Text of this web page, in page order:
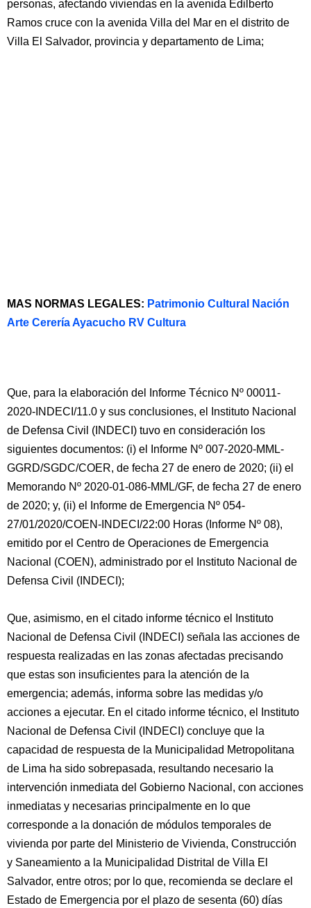
personas, afectando viviendas en la avenida Edilberto
Ramos cruce con la avenida Villa del Mar en el distrito de
Villa El Salvador, provincia y departamento de Lima;
MAS NORMAS LEGALES: Patrimonio Cultural Nación
Arte Cerería Ayacucho RV Cultura
Que, para la elaboración del Informe Técnico Nº 00011-
2020-INDECI/11.0 y sus conclusiones, el Instituto Nacional
de Defensa Civil (INDECI) tuvo en consideración los
siguientes documentos: (i) el Informe Nº 007-2020-MML-
GGRD/SGDC/COER, de fecha 27 de enero de 2020; (ii) el
Memorando Nº 2020-01-086-MML/GF, de fecha 27 de enero
de 2020; y, (ii) el Informe de Emergencia Nº 054-
27/01/2020/COEN-INDECI/22:00 Horas (Informe Nº 08),
emitido por el Centro de Operaciones de Emergencia
Nacional (COEN), administrado por el Instituto Nacional de
Defensa Civil (INDECI);
Que, asimismo, en el citado informe técnico el Instituto
Nacional de Defensa Civil (INDECI) señala las acciones de
respuesta realizadas en las zonas afectadas precisando
que estas son insuficientes para la atención de la
emergencia; además, informa sobre las medidas y/o
acciones a ejecutar. En el citado informe técnico, el Instituto
Nacional de Defensa Civil (INDECI) concluye que la
capacidad de respuesta de la Municipalidad Metropolitana
de Lima ha sido sobrepasada, resultando necesario la
intervención inmediata del Gobierno Nacional, con acciones
inmediatas y necesarias principalmente en lo que
corresponde a la donación de módulos temporales de
vivienda por parte del Ministerio de Vivienda, Construcción
y Saneamiento a la Municipalidad Distrital de Villa El
Salvador, entre otros; por lo que, recomienda se declare el
Estado de Emergencia por el plazo de sesenta (60) días